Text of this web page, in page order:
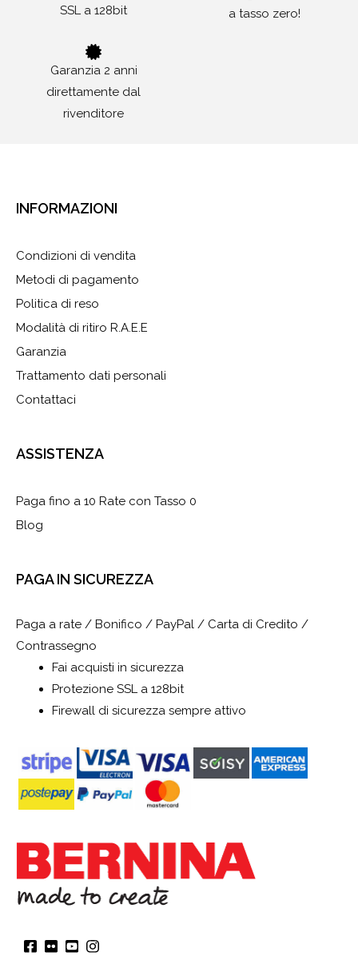
SSL a 128bit
a tasso zero!
Garanzia 2 anni
direttamente dal
rivenditore
INFORMAZIONI
Condizioni di vendita
Metodi di pagamento
Politica di reso
Modalità di ritiro R.A.E.E
Garanzia
Trattamento dati personali
Contattaci
ASSISTENZA
Paga fino a 10 Rate con Tasso 0
Blog
PAGA IN SICUREZZA
Paga a rate / Bonifico / PayPal / Carta di Credito /
Contrassegno
Fai acquisti in sicurezza
Protezione SSL a 128bit
Firewall di sicurezza sempre attivo